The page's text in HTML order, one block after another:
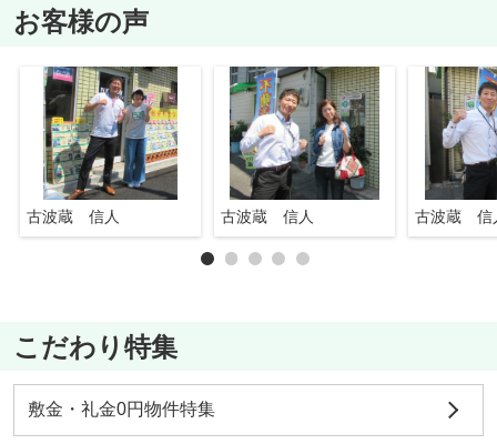
お客様の声
古波蔵 信人 古波蔵 信人 古波蔵 信
こだわり特集
敷金・礼金0円物件特集